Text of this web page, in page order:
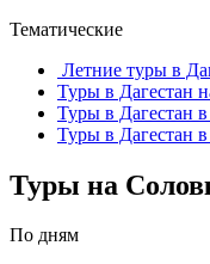
Тематические
Летние туры в
Туры в Дагестан
Туры в Дагестан
Туры в Дагестан в
Туры на
По дням